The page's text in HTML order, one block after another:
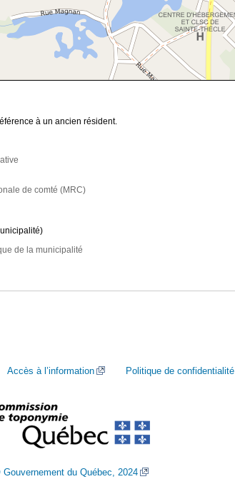
à un ancien résident.
de comté (MRC)
de la municipalité
Accès à l’information Politique de confidentialité
du Québec, 2024